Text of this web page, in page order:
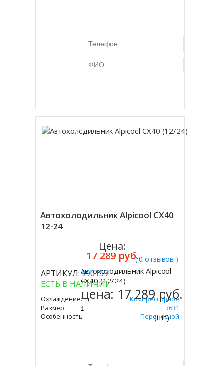
Автохолодильник Alpicool CX40
12-24
( 0 отзывов )
АРТИКУЛ:990159
ЕСТЬ В НАЛИЧИИ
Охлаждение:
Компрессорное
Размер:
480х378х631
Особенность:
Переносной
Цена:
17 289 руб.
Купить
Автохолодильник Alpicool
CX40 (12/24)
цена: 17 289 руб.
(шт)